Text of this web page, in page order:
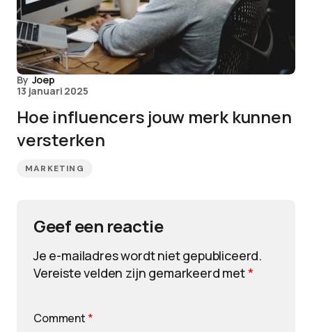
By Joep
13 januari 2025
Hoe influencers jouw merk kunnen
versterken
MARKETING
Geef een reactie
Je e-mailadres wordt niet gepubliceerd.
Vereiste velden zijn gemarkeerd met*
Comment *